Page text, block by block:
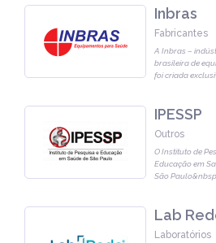
Inbras
Fabricantes
A Inbras –
brasileira de
foi criada
IPESSP
Outros
O Instituto de
Educação em
São
Lab
Laboratórios